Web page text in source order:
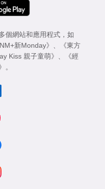
個網站和應用程式，如
NM+新Monday》 、
《東方
Kiss 親子童萌》 、
《經
。